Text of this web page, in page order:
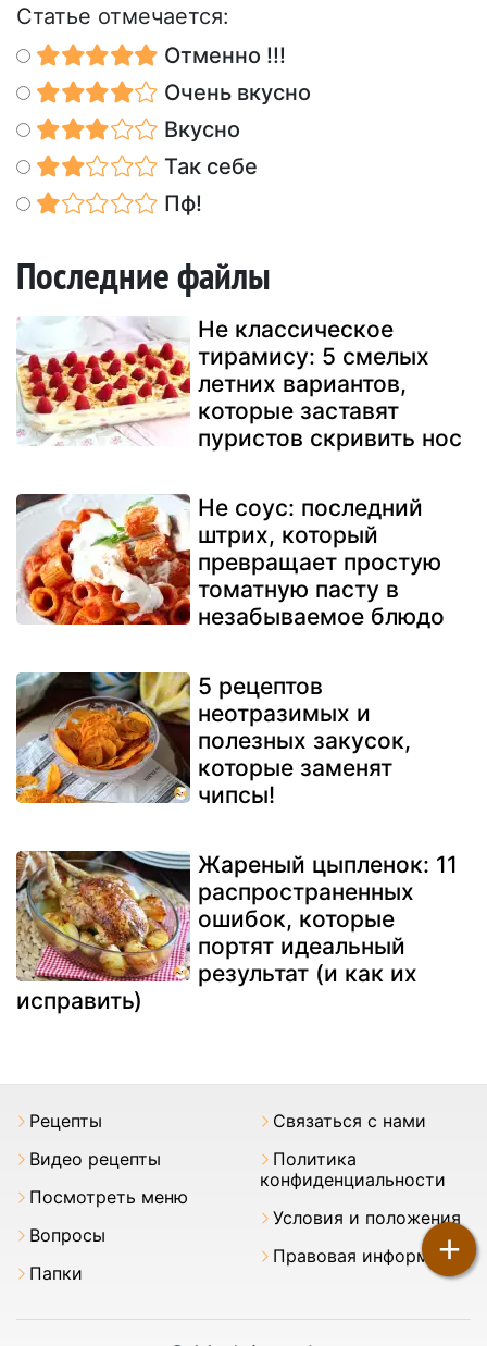
Статье отмечается:
Отменно !!!
Очень вкусно
Вкусно
Так себе
Пф!
Последние файлы
Не классическое
тирамису: 5 смелых
летних вариантов,
которые заставят
пуристов скривить нос
Не соус: последний
штрих, который
превращает простую
томатную пасту в
незабываемое блюдо
5 рецептов
неотразимых и
полезных закусок,
которые заменят
чипсы!
Жареный цыпленок: 11
распространенных
ошибок, которые
портят идеальный
результат (и как их
исправить)
+
Pецепты
Видео рецепты
Посмотреть меню
Вопросы
Папки
Связаться с нами
Политика
конфиденциальности
Условия и положения
Правовая информация